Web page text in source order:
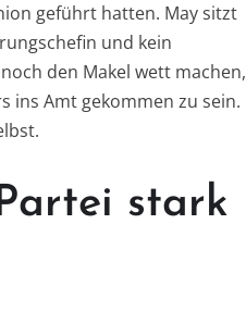
geführt hatten. May sitzt
und kein
den Makel wett machen,
ins Amt gekommen zu sein.
stark